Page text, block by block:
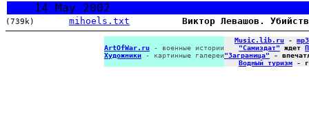
14 May 2002
(739k) mihoels.txt Виктор Левашов.
ArtOfWar.ru - военные истории
Художники - картинные галереи
Music.lib.ru - mp3
"Самиздат" ждет
"Заграница" -
Водный туризм -